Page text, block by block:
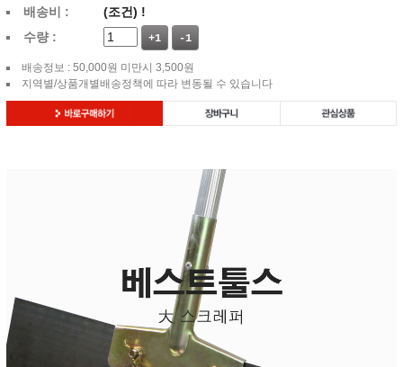
배송비 : (조건) !
수량 :
+1 -1
배송정보 : 50,000원 미만시 3,500원
지역별/상품개별배송정책에 따라 변동될 수 있습니다